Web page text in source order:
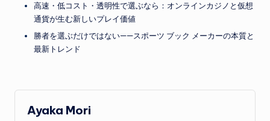
高速・低コスト・透明性で選ぶなら：オンラインカジノと仮想
通貨が生む新しいプレイ価値
勝者を選ぶだけではない——スポーツ ブック メーカーの本質と
最新トレンド
Ayaka Mori